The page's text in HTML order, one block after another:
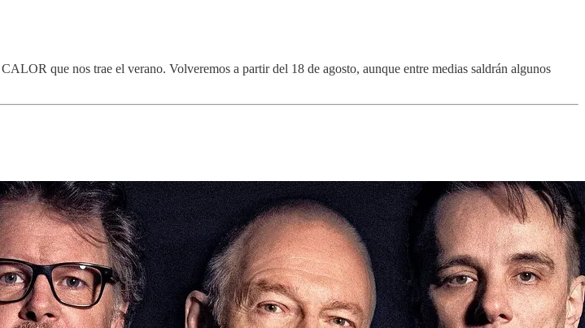
que nos trae el verano. Volveremos a partir del 18 de agosto, aunque entre medias saldrán algunos